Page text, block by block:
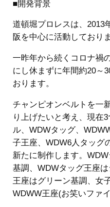
■開発背景
道頓堀プロレスは、2013
阪を中心に活動しておりま
一昨年から続くコロナ禍
にし休まずに年間約20～
おります。
チャンピオンベルトを一
り上げたいと考え、現在
ル、WDWタッグ、
子王座、WDW6人タッグ
新たに制作します。
基調、WDWタッグ王座
王座はグリーン基調、女
WDWW王座(お笑いファ